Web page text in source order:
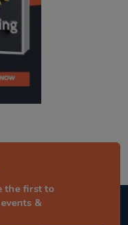
the first to
&